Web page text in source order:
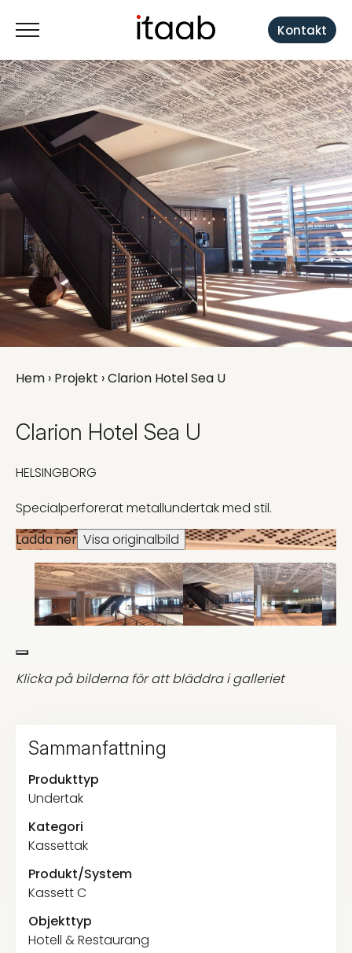
Kontakt
Hem › Projekt › Clarion Hotel Sea U
Clarion Hotel Sea U
HELSINGBORG
Specialperforerat metallundertak med stil.
Ladda ner Visa originalbild
Klicka på bilderna för att bläddra i galleriet
Sammanfattning
Produkttyp
Undertak
Kategori
Kassettak
Produkt/System
Kassett C
Objekttyp
Hotell & Restaurang